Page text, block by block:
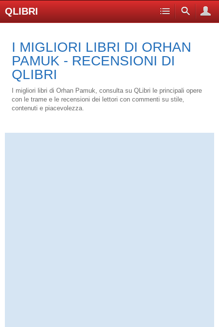
QLIBRI
I MIGLIORI LIBRI DI ORHAN
PAMUK - RECENSIONI DI
QLIBRI
I migliori libri di Orhan Pamuk, consulta su QLibri le principali opere
con le trame e le recensioni dei lettori con commenti su stile,
contenuti e piacevolezza.